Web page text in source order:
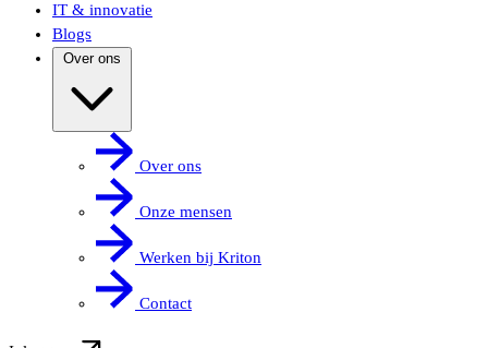
IT & innovatie
Blogs
Over ons
Over ons
Onze mensen
Werken bij Kriton
Contact